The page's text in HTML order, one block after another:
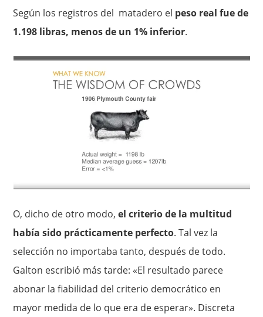
Según los registros del matadero el peso real fue de
1.198 libras, menos de un 1% inferior.
O, dicho de otro modo,el criterio de la multitud
había sido prácticamente perfecto. Tal vez la
selección no importaba tanto, después de todo.
Galton escribió más tarde: «El resultado parece
abonar la fiabilidad del criterio democrático en
mayor medida de lo que era de esperar». Discreta